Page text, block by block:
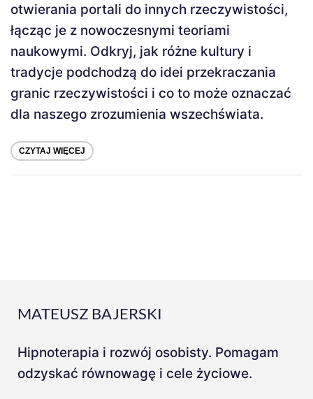
otwierania portali do innych rzeczywistości,
łącząc je z nowoczesnymi teoriami
naukowymi. Odkryj, jak różne kultury i
tradycje podchodzą do idei przekraczania
granic rzeczywistości i co to może oznaczać
dla naszego zrozumienia wszechświata.
CZYTAJ WIĘCEJ
MATEUSZ BAJERSKI
Hipnoterapia i rozwój osobisty. Pomagam
odzyskać równowagę i cele życiowe.